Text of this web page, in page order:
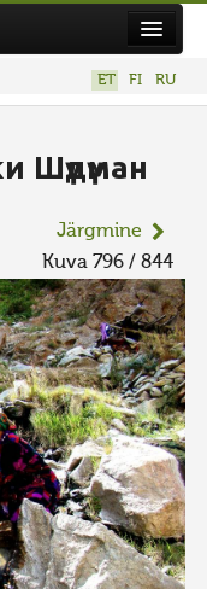
ET FI RU
Шүдүман
Järgmine
Kuva 796 / 844